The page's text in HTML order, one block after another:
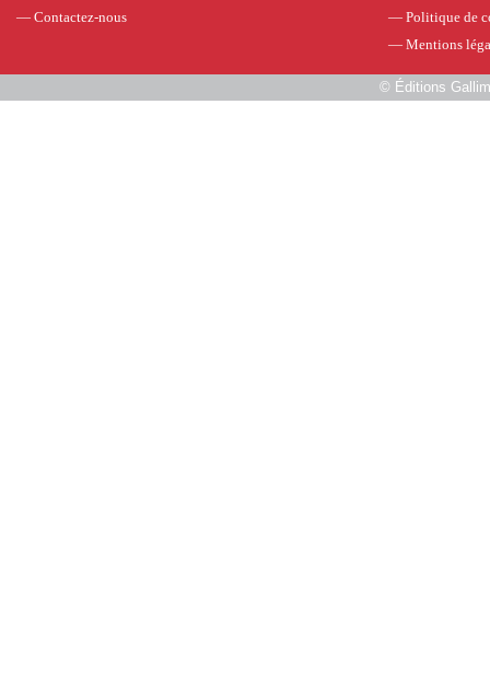
— Contactez-nous
— Politique de
— Mentions
© Éditions